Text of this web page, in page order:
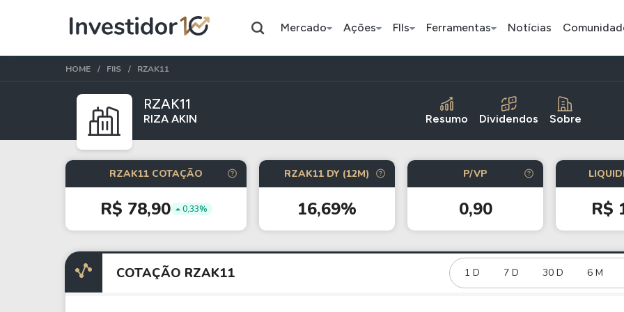
Mercado Ações FIIs Ferramentas Notícias
Assuntos do momento
Índice
Ibovespa
Commodity
Petróleo
Índice
Selic
Ação
BB Seguridade
Ação
Ações
Taesa
Itausa
Ambev
FIIs
XPML11
RECR11
ETFs
BOVA11
Stocks
Tesla
Apple
Bitcoin
Ethereum
HOME FIIS RZAK11
RZAK11
RIZA AKIN Resumo Dividendos Sobre
RZAK11 COTAÇÃO
R$ 78,90 0,33%
RZAK11 DY (12M)
16,69%
P/VP
0,90 R$
COTAÇÃO RZAK11 1 D 7 D 30 D 6 M